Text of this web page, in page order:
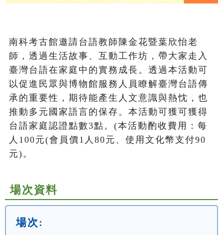
南科考古館邀請台語教師陳金花暨葉欣怡老
師，透過生活故事、互動工作坊，帶大家走入
臺灣台語在家庭中的實務成長。透過本活動可
以促進民眾與博物館服務人員瞭解臺灣台語傳
承的重要性，期待能產生人文意識與熱忱，也
推動多元國家語言的保存。本活動可獲可獲得
台語家庭認證點數3點。(本活動酌收費用：每
人100元(會員價1人80元、使用文化幣支付90
元)。
場次資料
場次: